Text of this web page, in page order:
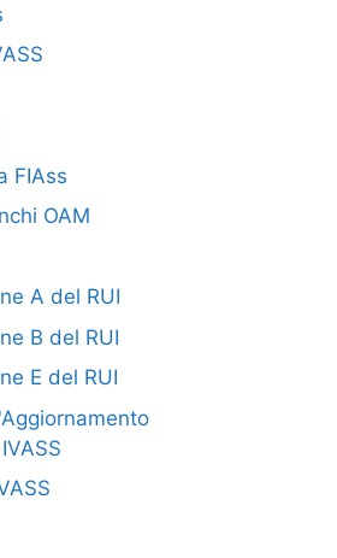
FIAss
OAM
A del RUI
B del RUI
E del RUI